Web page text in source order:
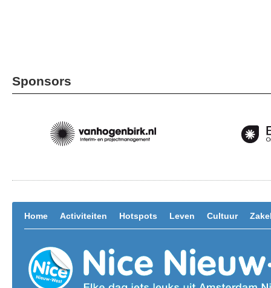
Sponsors
Home Activiteiten Hotspots Leven Cultuur